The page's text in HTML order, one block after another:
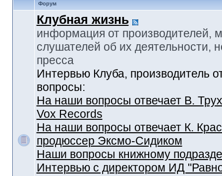
Форум
Клубная жизнь
информация от производителей,
слушателей об их деятельности,
пресса
Интервью Клуба, производитель
вопросы:
На наши вопросы отвечает В.
Vox Records
На наши вопросы отвечает К.
продюссер Эксмо-Сидиком
Наши вопросы книжному
Интервью с директором ИД